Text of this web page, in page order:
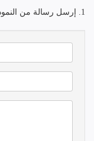
1. إرسل رسالة من النموذج::